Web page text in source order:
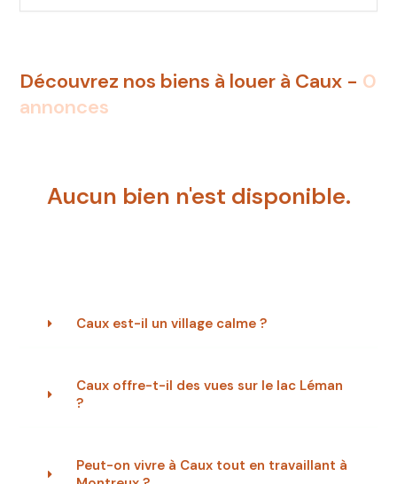
Découvrez nos biens à louer à Caux - 0
annonces
Aucun bien n'est disponible.
Caux est-il un village calme ?
Caux offre-t-il des vues sur le lac Léman
?
Peut-on vivre à Caux tout en travaillant à